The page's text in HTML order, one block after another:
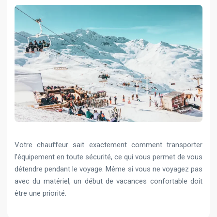
Votre chauffeur sait exactement comment transporter
l’équipement en toute sécurité, ce qui vous permet de vous
détendre pendant le voyage. Même si vous ne voyagez pas
avec du matériel, un début de vacances confortable doit
être une priorité.